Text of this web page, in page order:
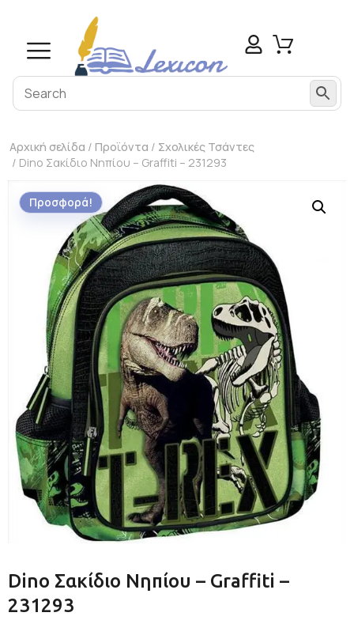
Αρχική σελίδα / Προϊόντα / Σχολικές Τσάντες
/ Dino Σακίδιο Νηπίου – Graffiti – 231293
Προσφορά!
Dino Σακίδιο Νηπίου – Graffiti –
231293